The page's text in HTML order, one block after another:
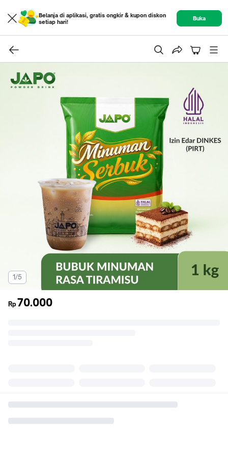
Belanja di aplikasi, gratis ongkir & kupon diskon
setiap hari!
Buka
1/5
Rp70.000